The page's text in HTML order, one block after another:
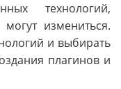
технологий,
измениться.
и выбирать
плагинов и